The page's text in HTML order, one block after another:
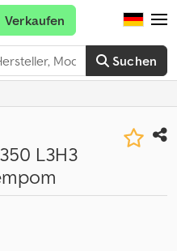
Suchen
Verkaufen
L3H3